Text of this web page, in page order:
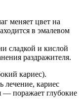
меняет цвет на
в эмалевом
сладкой и кислой
раздражителя.
кариес).
лечение, кариес
— поражает глубокие